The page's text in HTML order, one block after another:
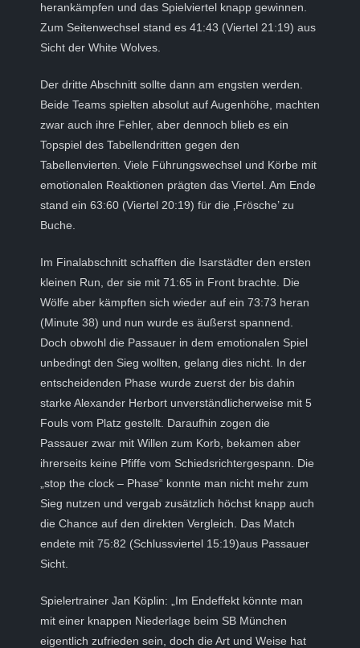
herankämpfen und das Spielviertel knapp gewinnen.
Zum Seitenwechsel stand es 41:43 (Viertel 21:19) aus
Sicht der White Wolves.
Der dritte Abschnitt sollte dann am engsten werden.
Beide Teams spielten absolut auf Augenhöhe, machten
zwar auch ihre Fehler, aber dennoch blieb es ein
Topspiel des Tabellendritten gegen den
Tabellenvierten. Viele Führungswechsel und Körbe mit
emotionalen Reaktionen prägten das Viertel. Am Ende
stand ein 63:60 (Viertel 20:19) für die ‚Frösche’ zu
Buche.
Im Finalabschnitt schafften die Isarstädter den ersten
kleinen Run, der sie mit 71:65 in Front brachte. Die
Wölfe aber kämpften sich wieder auf ein 73:73 heran
(Minute 38) und nun wurde es äußerst spannend.
Doch obwohl die Passauer in dem emotionalen Spiel
unbedingt den Sieg wollten, gelang dies nicht. In der
entscheidenden Phase wurde zuerst der bis dahin
starke Alexander Herbort unverständlicherweise mit 5
Fouls vom Platz gestellt. Daraufhin zogen die
Passauer zwar mit Willen zum Korb, bekamen aber
ihrerseits keine Pfiffe vom Schiedsrichtergespann. Die
„stop the clock – Phase“ konnte man nicht mehr zum
Sieg nutzen und vergab zusätzlich höchst knapp auch
die Chance auf den direkten Vergleich. Das Match
endete mit 75:82 (Schlussviertel 15:19)aus Passauer
Sicht.
Spielertrainer Jan Köplin: „Im Endeffekt könnte man
mit einer knappen Niederlage beim SB München
eigentlich zufrieden sein, doch die Art und Weise hat